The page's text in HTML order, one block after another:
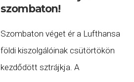
szombaton!
Szombaton véget ér a Lufthansa
földi kiszolgálóinak csütörtökön
kezdődött sztrájkja. A